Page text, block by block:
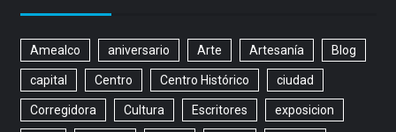
Amealco aniversario Arte Artesanía Blog
capital Centro Centro Histórico ciudad
Corregidora Cultura Escritores exposicion